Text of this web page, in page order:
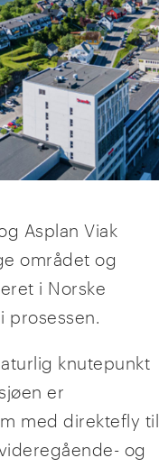
Asplan Viak
området og
i Norske
prosessen.
knutepunkt
er
med direktefly til
og